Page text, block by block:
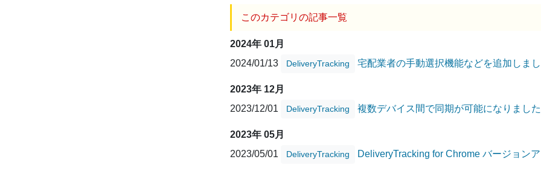
このカテゴリの記事一覧
2024年 01月
2024/01/13
DeliveryTracking 宅配業者の手動選択機能などを追加しま
2023年 12月
2023/12/01
DeliveryTracking 複数デバイス間で同期が可能になりました
2023年 05月
2023/05/01
DeliveryTracking DeliveryTracking for Chrome バージョン